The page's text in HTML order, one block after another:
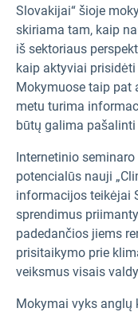
Slovakijai“ šioje
skiriama tam, kaip
iš sektoriaus
kaip aktyviai
Mokymuose taip pat
metu turima
būtų galima
Internetinio
potencialūs nauji
informacijos teikėjai
sprendimus
padedančios jiems
prisitaikymo prie
veiksmus visais
Mokymai vyks anglų